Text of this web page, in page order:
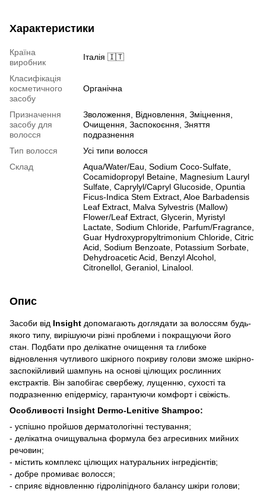
Характеристики
Країна
виробник
Італія 🇮🇹
Класифікація
косметичного
засобу
Органічна
Призначення
засобу для
волосся
Зволоження, Відновлення, Зміцнення,
Очищення, Заспокоєння, Зняття
подразнення
Тип волосся
Усі типи волосся
Склад
Aqua/Water/Eau, Sodium Coco-Sulfate,
Cocamidopropyl Betaine, Magnesium Lauryl
Sulfate, Caprylyl/Capryl Glucoside, Opuntia
Ficus-Indica Stem Extract, Aloe Barbadensis
Leaf Extract, Malva Sylvestris (Mallow)
Flower/Leaf Extract, Glycerin, Myristyl
Lactate, Sodium Chloride, Parfum/Fragrance,
Guar Hydroxypropyltrimonium Chloride, Citric
Acid, Sodium Benzoate, Potassium Sorbate,
Dehydroacetic Acid, Benzyl Alcohol,
Citronellol, Geraniol, Linalool.
Опис
Засоби від Insight допомагають доглядати за волоссям будь-
якого типу, вирішуючи різні проблеми і покращуючи його
стан. Подбати про делікатне очищення та глибоке
відновлення чутливого шкірного покриву голови зможе шкірно-
заспокійливий шампунь на основі цілющих рослинних
екстрактів. Він запобігає свербежу, лущенню, сухості та
подразненню епідермісу, гарантуючи комфорт і свіжість.
Особливості Insight Dermo-Lenitive Shampoo:
- успішно пройшов дерматологічні тестування;
- делікатна очищувальна формула без агресивних мийних
речовин;
- містить комплекс цілющих натуральних інгредієнтів;
- добре промиває волосся;
- сприяє відновленню гідроліпідного балансу шкіри голови;